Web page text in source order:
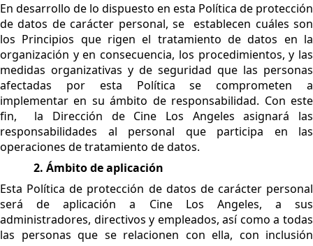
En desarrollo de lo dispuesto en esta Política de protección
de datos de carácter personal, se establecen cuáles son
los Principios que rigen el tratamiento de datos en la
organización y en consecuencia, los procedimientos, y las
medidas organizativas y de seguridad que las personas
afectadas por esta Política se comprometen a
implementar en su ámbito de responsabilidad. Con este
fin, la Dirección de Cine Los Angeles asignará las
responsabilidades al personal que participa en las
operaciones de tratamiento de datos.
2. Ámbito de aplicación
Esta Política de protección de datos de carácter personal
será de aplicación a Cine Los Angeles, a sus
administradores, directivos y empleados, así como a todas
las personas que se relacionen con ella, con inclusión